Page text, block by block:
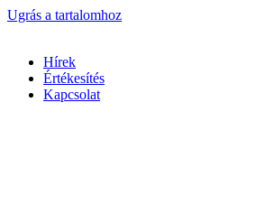
Ugrás a tartalomhoz
Hírek
Értékesítés
Kapcsolat